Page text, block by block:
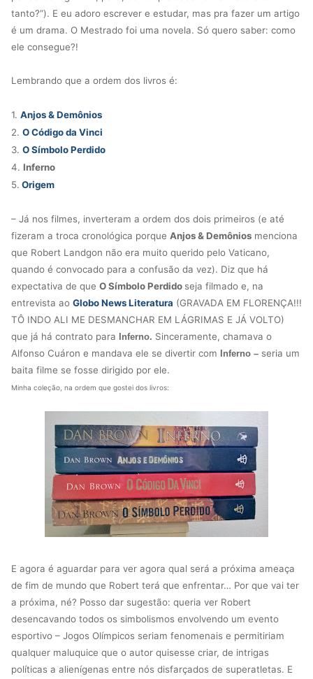
tanto?”). E eu adoro escrever e estudar, mas pra fazer um artigo
é um drama. O Mestrado foi uma novela. Só quero saber: como
ele consegue?!
Lembrando que a ordem dos livros é:
1. Anjos & Demônios
2. O Código da Vinci
3. O Símbolo Perdido
4. Inferno
5. Origem
– Já nos filmes, inverteram a ordem dos dois primeiros (e até
fizeram a troca cronológica porque Anjos & Demônios menciona
que Robert Landgon não era muito querido pelo Vaticano,
quando é convocado para a confusão da vez). Diz que há
expectativa de que O Símbolo Perdido seja filmado e, na
entrevista ao Globo News Literatura (GRAVADA EM FLORENÇA!!!
TÔ INDO ALI ME DESMANCHAR EM LÁGRIMAS E JÁ VOLTO)
que já há contrato para
Inferno. Sinceramente, chamava o
Alfonso Cuáron e mandava ele se divertir com
Inferno – seria um
baita filme se fosse dirigido por ele.
Minha coleção, na ordem que gostei dos livros:
E agora é aguardar para ver agora qual será a próxima ameaça
de fim de mundo que Robert terá que enfrentar… Por que vai ter
a próxima, né? Posso dar sugestão: queria ver Robert
desencavando todos os simbolismos envolvendo um evento
esportivo – Jogos Olímpicos seriam fenomenais e permitiriam
qualquer maluquice que o autor quisesse criar, de intrigas
políticas a alienígenas entre nós disfarçados de superatletas. E